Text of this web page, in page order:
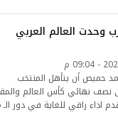
العالم العربي
حميص أن يتأهل المنتخب
نصف نهائي كأس العالم
في